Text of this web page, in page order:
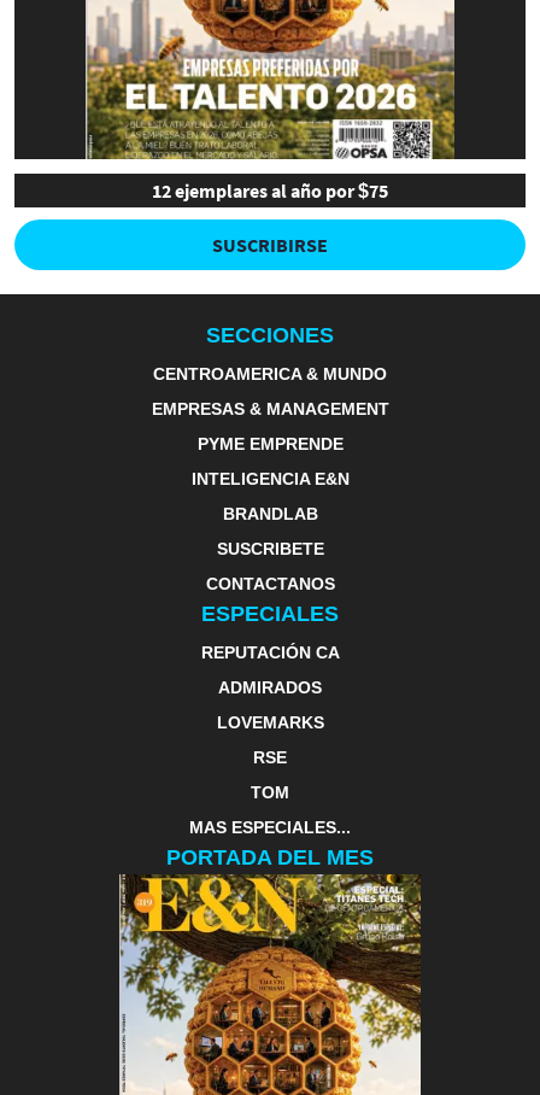
12 ejemplares al año por $75
SUSCRIBIRSE
SECCIONES
CENTROAMERICA & MUNDO
EMPRESAS & MANAGEMENT
PYME EMPRENDE
INTELIGENCIA E&N
BRANDLAB
SUSCRIBETE
CONTACTANOS
ESPECIALES
REPUTACIÓN CA
ADMIRADOS
LOVEMARKS
RSE
TOM
MAS ESPECIALES...
PORTADA DEL MES